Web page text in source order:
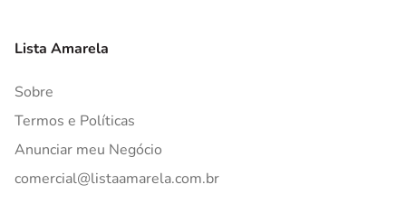
Lista Amarela
Sobre
Termos e Políticas
Anunciar meu Negócio
comercial@listaamarela.com.br